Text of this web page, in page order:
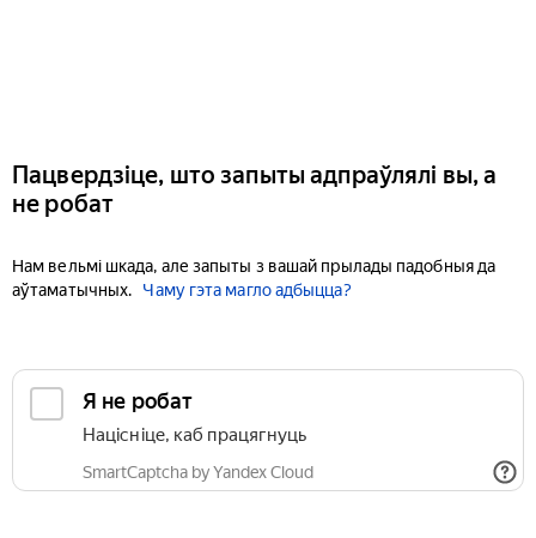
Пацвердзіце, што запыты адпраўлялі вы, а
не робат
Нам вельмі шкада, але запыты з вашай прылады падобныя да
аўтаматычных.
Чаму гэта магло адбыцца?
Я не робат
Націсніце, каб працягнуць
SmartCaptcha by Yandex Cloud